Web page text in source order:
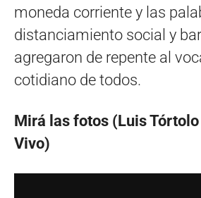
moneda corriente y las
distanciamiento social y
agregaron de repente al
cotidiano de todos.
Mirá las fotos (Luis
Vivo)